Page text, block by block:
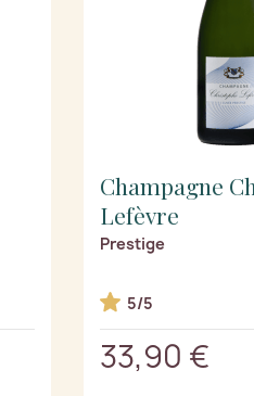
Champagne
Lefèvre
Prestige
5/5
33,90 €